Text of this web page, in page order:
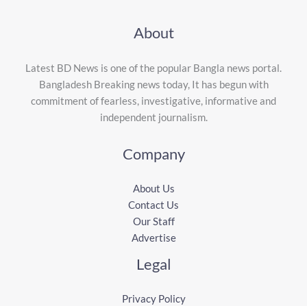
About
Latest BD News is one of the popular Bangla news portal.
Bangladesh Breaking news today, It has begun with
commitment of fearless, investigative, informative and
independent journalism.
Company
About Us
Contact Us
Our Staff
Advertise
Legal
Privacy Policy